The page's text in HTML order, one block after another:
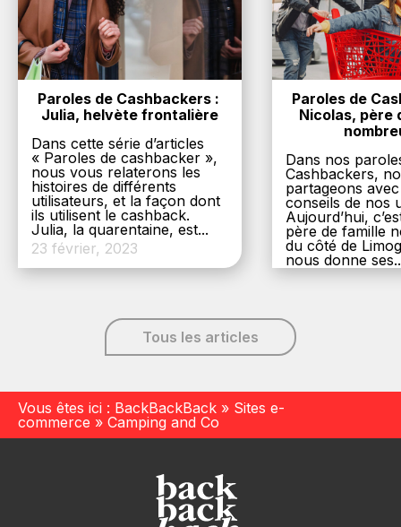
Paroles de Cashbackers :
Julia, helvète frontalière
Dans cette série d’articles
« Paroles de cashbacker »,
nous vous relaterons les
histoires de différents
utilisateurs, et la façon dont
ils utilisent le cashback.
Julia, la quarentaine, est...
23 février, 2023
Paroles de
Nicolas, père
Dans nos
Cashbackers,
partageons
conseils de nos
Aujourd’hui,
père de famille
du côté de
nous donne
Tous les articles
Vous êtes ici : BackBackBack » Sites e-
commerce » Camping and Co